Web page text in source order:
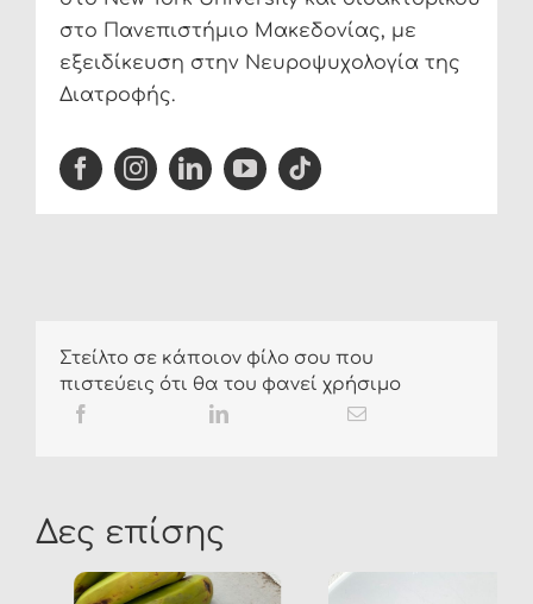
στο Πανεπιστήμιο Μακεδονίας, με
εξειδίκευση στην Νευροψυχολογία της
Διατροφής.
Στείλτο σε κάποιον φίλο σου που
πιστεύεις ότι θα του φανεί χρήσιμο
Δες επίσης